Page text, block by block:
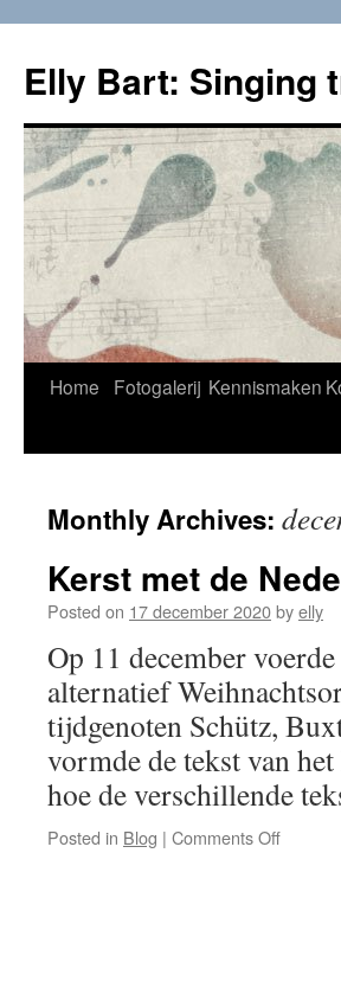
content
Elly Bart: Singing
Home Fotogalerij Kennismaken
Monthly Archives:
Kerst met de
Posted on 17 december 2020byelly
Op 11 december
alternatief
tijdgenoten Schütz,
vormde de tekst van
hoe de verschillende
Posted in Blog | Comments Offon